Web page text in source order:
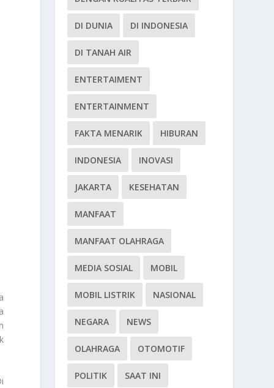
DI DUNIA DI INDONESIA
DI TANAH AIR
ENTERTAIMENT
ENTERTAINMENT
FAKTA MENARIK HIBURAN
INDONESIA INOVASI
JAKARTA KESEHATAN
MANFAAT
MANFAAT OLAHRAGA
MEDIA SOSIAL MOBIL
MOBIL LISTRIK NASIONAL
NEGARA NEWS
OLAHRAGA OTOMOTIF
POLITIK SAAT INI